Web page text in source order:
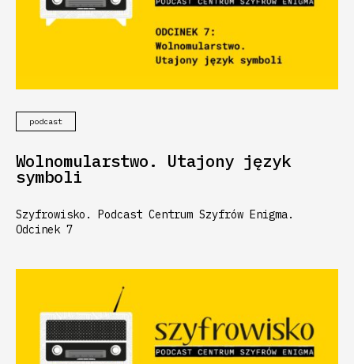
podcast
Wolnomularstwo. Utajony język
symboli
Szyfrowisko. Podcast Centrum Szyfrów Enigma.
Odcinek 7